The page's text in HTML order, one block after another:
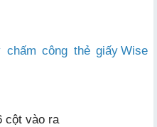
chấm công thẻ giấy Wise
cột vào ra